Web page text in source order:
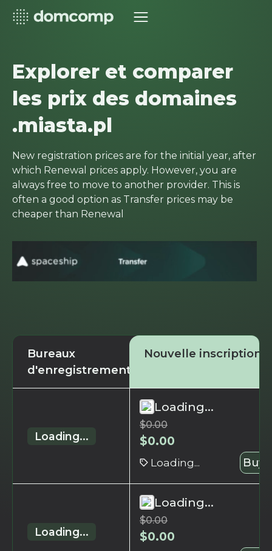
Explorer et comparer
les prix des domaines
.miasta.pl
New registration prices are for the initial year, after
which Renewal prices apply. However, you are
always free to move to another provider. This is
often a good option as Transfer prices may be
cheaper than Renewal
Bureaux
d'enregistrement
Nouvelle inscription
Loading...
Loading...
$0.00
$0.00
Loading... Buy
Loading...
Loading...
$0.00
$0.00